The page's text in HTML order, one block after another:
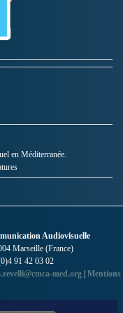
en Méditerranée.
Audiovisuelle
Marseille (France)
91 42 03 02
med.org | Mentions